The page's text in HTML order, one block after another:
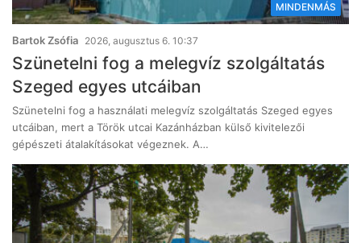
MINDENMÁS
Bartok Zsófia 2026, augusztus 6. 10:37
Szünetelni fog a melegvíz szolgáltatás
Szeged egyes utcáiban
Szünetelni fog a használati melegvíz szolgáltatás Szeged egyes
utcáiban, mert a Török utcai Kazánházban külső kivitelezői
gépészeti átalakításokat végeznek. A…